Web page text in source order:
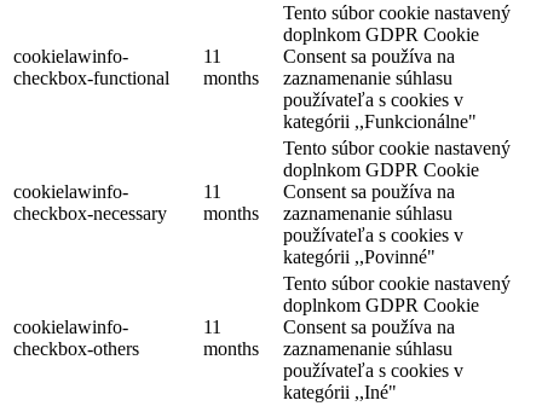
cookielawinfo-
checkbox-functional
11
months
Tento súbor cookie nastavený
doplnkom GDPR Cookie
Consent sa používa na
zaznamenanie súhlasu
používateľa s cookies v
kategórii ,,Funkcionálne"
cookielawinfo-
checkbox-necessary
11
months
Tento súbor cookie nastavený
doplnkom GDPR Cookie
Consent sa používa na
zaznamenanie súhlasu
používateľa s cookies v
kategórii ,,Povinné"
cookielawinfo-
checkbox-others
11
months
Tento súbor cookie nastavený
doplnkom GDPR Cookie
Consent sa používa na
zaznamenanie súhlasu
používateľa s cookies v
kategórii ,,Iné"